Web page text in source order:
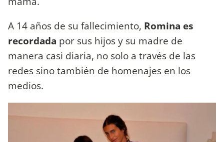
A 14 años de su fallecimiento, Romina es
recordada por sus hijos y su madre de
manera casi diaria, no solo a través de las
redes sino también de homenajes en los
medios.